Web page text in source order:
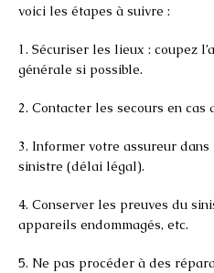
voici les étapes à suivre :
1. Sécuriser les lieux : coupez
générale si possible.
2. Contacter les secours en cas
3. Informer votre assureur
sinistre (délai légal).
4. Conserver les preuves du
appareils endommagés, etc.
5. Ne pas procéder à des